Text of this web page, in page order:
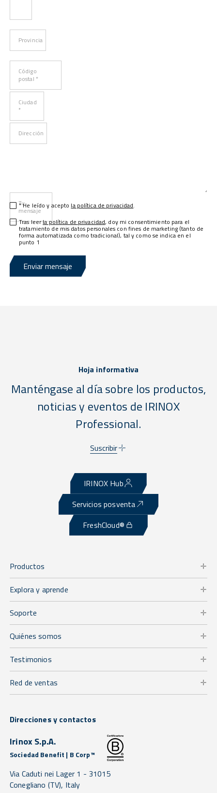
Provincia
Código
postal *
Ciudad
*
Dirección
Tu
mensaje
* He leído y acepto la política de privacidad.
Tras leerla política de privacidad, doy mi consentimiento para el
tratamiento de mis datos personales con fines de marketing (tanto de
forma automatizada como tradicional), tal y como se indica en el
punto 1
Enviar mensaje
Hoja informativa
Manténgase al día sobre los productos,
noticias y eventos de IRINOX
Professional.
Suscribir
IRINOX Hub
Servicios posventa
FreshCloud®
Productos
Explora y aprende
Soporte
Quiénes somos
Testimonios
Red de ventas
Direcciones y contactos
Irinox S.p.A.
Sociedad Benefit | B Corp™
Via Caduti nei Lager 1 - 31015
Conegliano (TV), Italy